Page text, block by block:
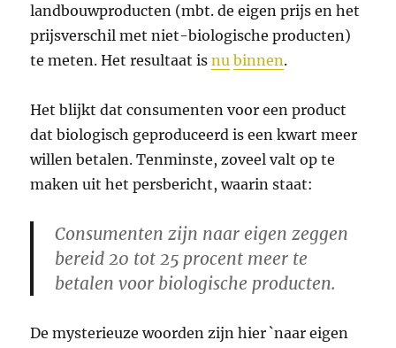
landbouwproducten (mbt. de eigen prijs en het
prijsverschil met niet-biologische producten)
te meten. Het resultaat isnu binnen.
Het blijkt dat consumenten voor een product
dat biologisch geproduceerd is een kwart meer
willen betalen. Tenminste, zoveel valt op te
maken uit het persbericht, waarin staat:
Consumenten zijn naar eigen zeggen
bereid 20 tot 25 procent meer te
betalen voor biologische producten.
De mysterieuze woorden zijn hier `naar eigen